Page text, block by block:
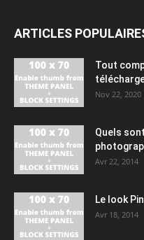
ARTICLES
Tout
Nov 22, 2020
Quels
Avr 22, 2014
Le look
Avr 18, 2014